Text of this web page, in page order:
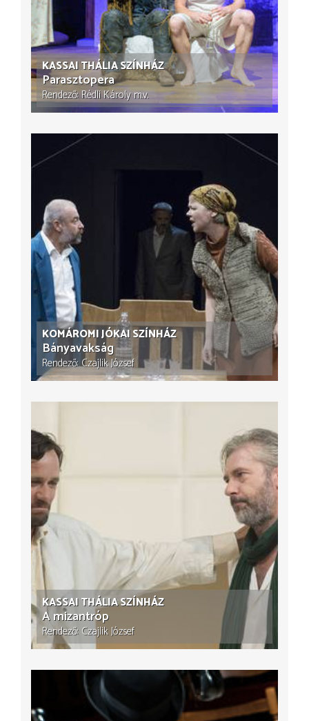
KASSAI THÁLIA SZÍNHÁZ
Parasztopera
Rendező Rédli Károly m.v.
KOMÁROMI JÓKAI SZÍNHÁZ
Bányavakság
Rendező Czajlik József
KASSAI THÁLIA SZÍNHÁZ
A mizantróp
Rendező Czajlik József